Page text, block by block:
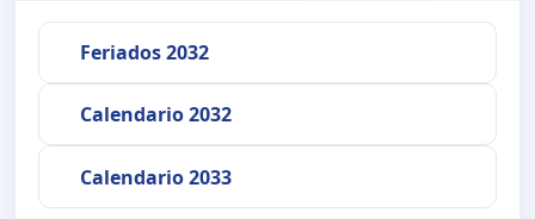
Feriados 2032
Calendario 2032
Calendario 2033